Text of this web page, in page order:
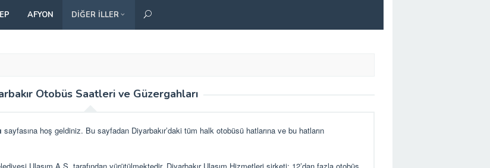
AFYON DIĞER İLLER
Otobüs Saatleri ve Güzergahları
sayfasına hoş geldiniz. Bu sayfadan Diyarbakır’daki tüm halk otobüsü hatlarına ve bu hatların